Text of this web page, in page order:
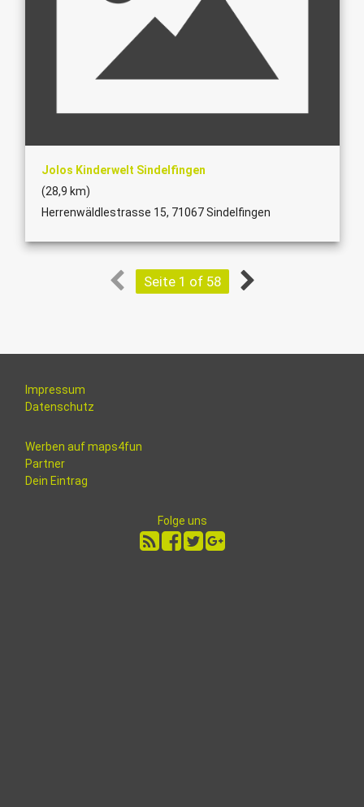
Jolos Kinderwelt Sindelfingen
(28,9 km)
Herrenwäldlestrasse 15, 71067 Sindelfingen
Seite 1 of 58
Impressum
Datenschutz
Werben auf maps4fun
Partner
Dein Eintrag
Folge uns